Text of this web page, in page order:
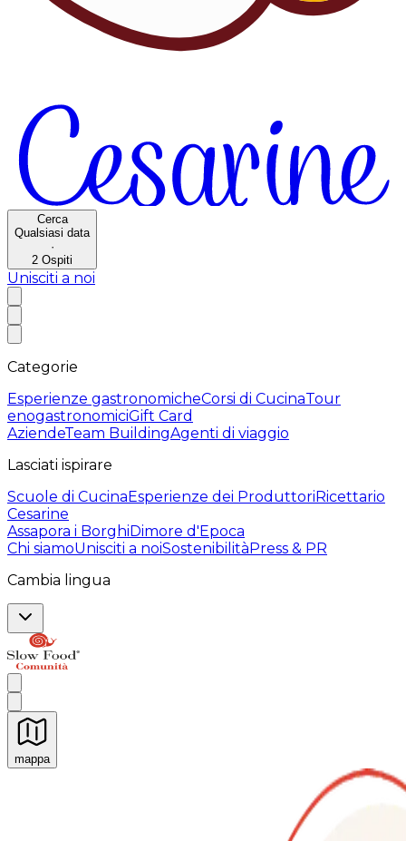
Cerca
Qualsiasi data
·
2 Ospiti
Unisciti a noi
Categorie
Esperienze gastronomicheCorsi di CucinaTour
enogastronomiciGift Card
AziendeTeam BuildingAgenti di viaggio
Lasciati ispirare
Scuole di CucinaEsperienze dei ProduttoriRicettario
Cesarine
Assapora i BorghiDimore d'Epoca
Chi siamoUnisciti a noiSostenibilitàPress & PR
Cambia lingua
mappa
Esperienze culinarie indimenticabili: Esperienze